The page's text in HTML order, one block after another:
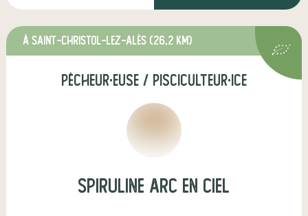
à Saint-Christol-lez-Alès (26,2 km)
pêcheur·euse / pisciculteur·ice
spiruline arc en ciel